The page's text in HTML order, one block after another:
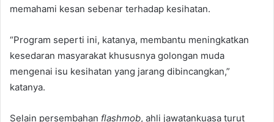
memahami kesan sebenar terhadap kesihatan.
“Program seperti ini, katanya, membantu meningkatkan
kesedaran masyarakat khususnya golongan muda
mengenai isu kesihatan yang jarang dibincangkan,”
katanya.
Selain persembahan flashmob, ahli jawatankuasa turut